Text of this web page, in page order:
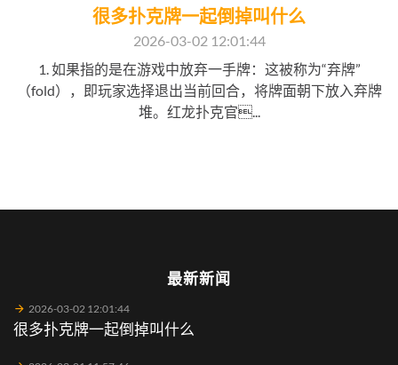
很多扑克牌一起倒掉叫什么
2026-03-02 12:01:44
1. 如果指的是在游戏中放弃一手牌：这被称为“弃牌”
（fold），即玩家选择退出当前回合，将牌面朝下放入弃牌
堆。红龙扑克官...
最新新闻
2026-03-02 12:01:44
很多扑克牌一起倒掉叫什么